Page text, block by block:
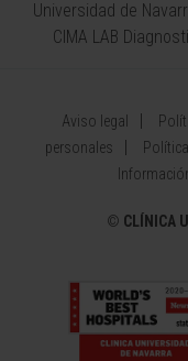
Universidad de
CIMA LAB
Aviso legal
personales
© CLÍNICA